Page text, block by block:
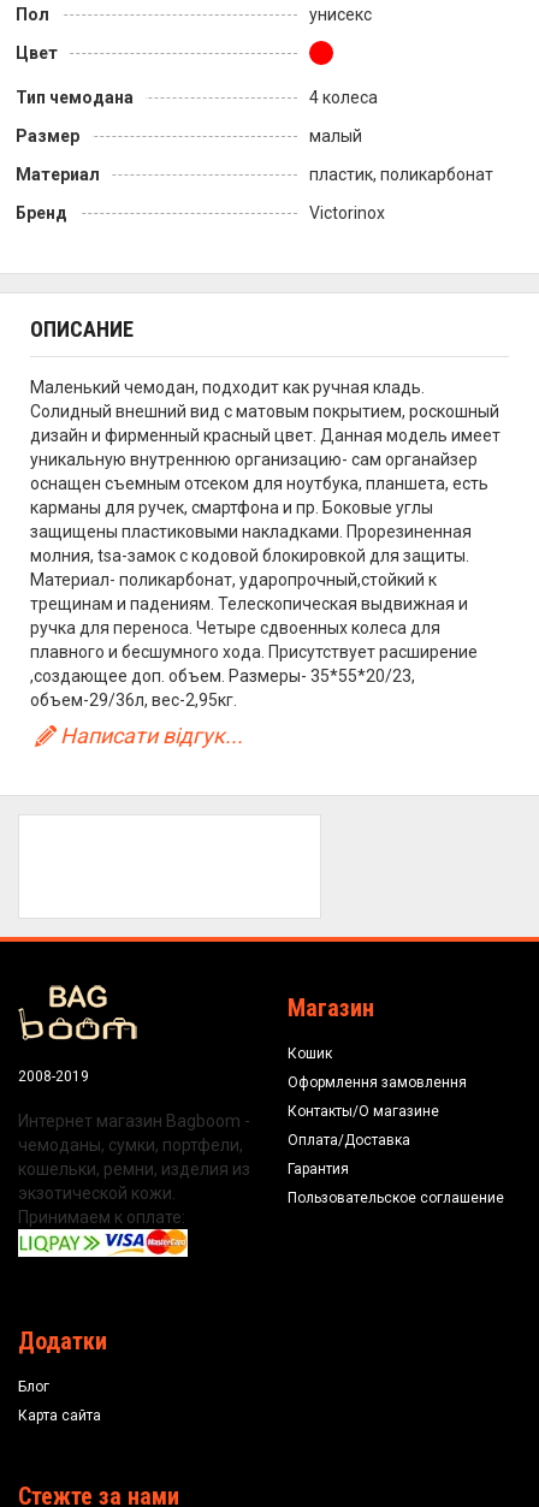
Пол
унисекс
Цвет
Тип чемодана
4 колеса
Размер
малый
Материал
пластик, поликарбонат
Бренд
Victorinox
ОПИСАНИЕ
Маленький чемодан, подходит как ручная кладь.
Солидный внешний вид с матовым покрытием, роскошный
дизайн и фирменный красный цвет. Данная модель имеет
уникальную внутреннюю организацию- сам органайзер
оснащен съемным отсеком для ноутбука, планшета, есть
карманы для ручек, смартфона и пр. Боковые углы
защищены пластиковыми накладками. Прорезиненная
молния, tsa-замок с кодовой блокировкой для защиты.
Материал- поликарбонат, ударопрочный,стойкий к
трещинам и падениям. Телескопическая выдвижная и
ручка для переноса. Четыре сдвоенных колеса для
плавного и бесшумного хода. Присутствует расширение
,создающее доп. объем. Размеры- 35*55*20/23,
объем-29/36л, вес-2,95кг.
Написати відгук...
2008-2019
Интернет магазин Bagboom -
чемоданы, сумки, портфели,
кошельки, ремни, изделия из
экзотической кожи.
Принимаем к оплате:
Магазин
Кошик
Оформлення замовлення
Контакты/О магазине
Оплата/Доставка
Гарантия
Пользовательское соглашение
Додатки
Блог
Карта сайта
Стежте за нами